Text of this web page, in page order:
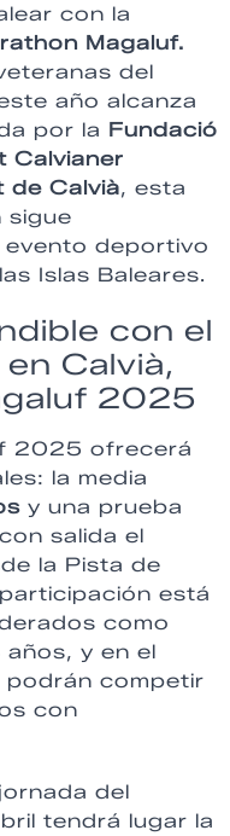
con la
Magaluf.
del
año alcanza
por la Fundació
Calvianer
de Calvià, esta
sigue
deportivo
Islas Baleares.
con el
Calvià,
2025
2025 ofrecerá
la media
y una prueba
salida el
la Pista de
está
como
y en el
podrán competir
con
del
tendrá lugar la